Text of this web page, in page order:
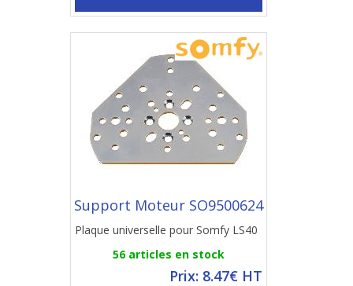
Support Moteur SO9500624
Plaque universelle pour Somfy LS40
56 articles en stock
Prix: 8.47€ HT